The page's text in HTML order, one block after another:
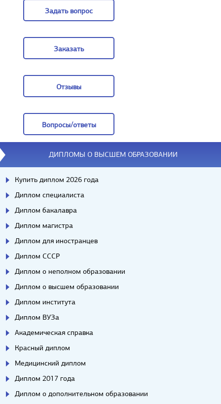
Задать вопрос
Заказать
Отзывы
Вопросы/ответы
Вопросы/ответы
ДИПЛОМЫ О ВЫСШЕМ ОБРАЗОВАНИИ
Купить диплом 2026 года
Диплом специалиста
Диплом бакалавра
Диплом магистра
Диплом для иностранцев
Диплом СССР
Диплом о неполном образовании
Диплом о высшем образовании
Диплом института
Диплом ВУЗа
Академическая справка
Красный диплом
Медицинский диплом
Диплом 2017 года
Диплом о дополнительном образовании